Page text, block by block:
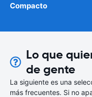
Compacto
Lo que
de gente
La siguiente es una
más frecuentes. Si no